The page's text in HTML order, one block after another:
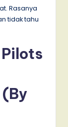
Rasanya
tidak tahu
Pilots